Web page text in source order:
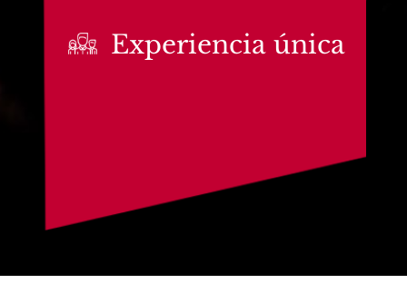
Experiencia única